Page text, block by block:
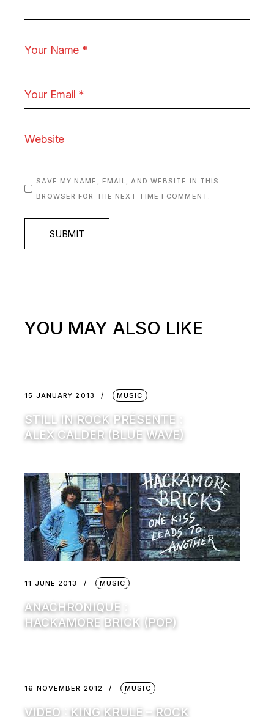
SAVE MY NAME, EMAIL, AND WEBSITE IN THIS
BROWSER FOR THE NEXT TIME I COMMENT.
SUBMIT
YOU MAY ALSO LIKE
15 JANUARY 2013 MUSIC
STILL IN ROCK PRÉSENTE :
ALEX CALDER (BLUE WAVE)
11 JUNE 2013 MUSIC
ANACHRONIQUE :
HACKAMORE BRICK (POP)
16 NOVEMBER 2012 MUSIC
VIDEO : KING KRULE – ROCK